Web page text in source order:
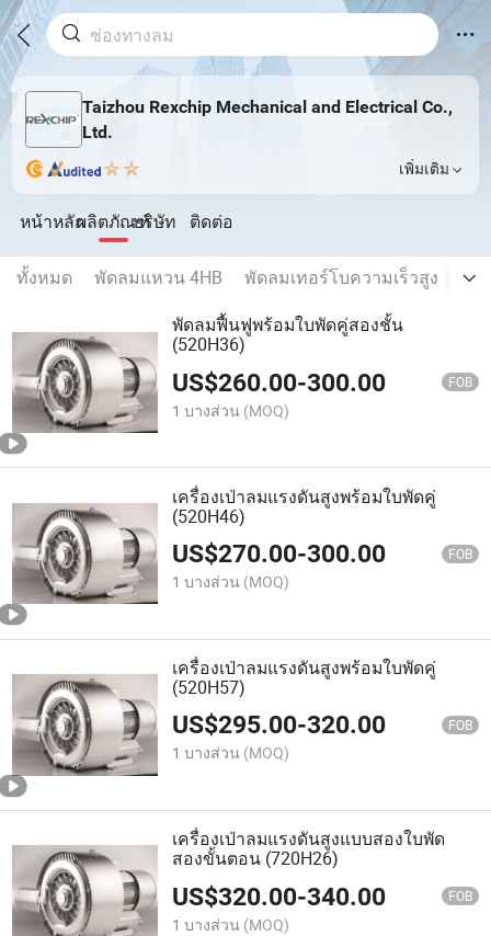
Taizhou Rexchip Mechanical and Electrical Co.,
Ltd.
เพิ่มเติม
หน้าหลักผลิตภัณฑ์บริษัท ติดต่อ
ทั้งหมด พัดลมแหวน 4HB พัดลมเทอร์โบความเร็วสูง
ตัว
พัดลมฟื้นฟูพร้อมใบพัดคู่สองชั้น
(520H36)
US$260.00-300.00 FOB
1 บางส่วน (MOQ)
เครื่องเป่าลมแรงดันสูงพร้อมใบพัดคู่
(520H46)
US$270.00-300.00 FOB
1 บางส่วน (MOQ)
เครื่องเป่าลมแรงดันสูงพร้อมใบพัดคู่
(520H57)
US$295.00-320.00 FOB
1 บางส่วน (MOQ)
เครื่องเป่าลมแรงดันสูงแบบสองใบพัด
สองขั้นตอน (720H26)
US$320.00-340.00 FOB
1 บางส่วน (MOQ)